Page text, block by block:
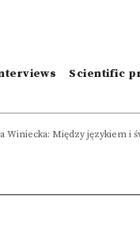
Scientific
Winiecka: Między językiem i